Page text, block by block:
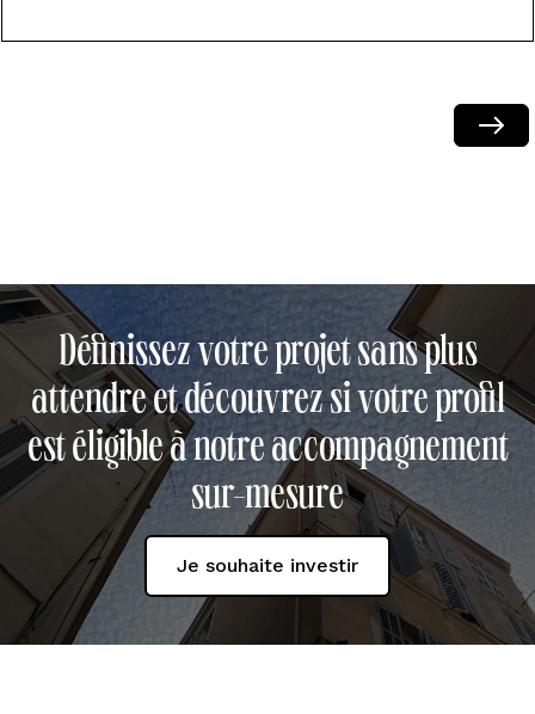
Next
Définissez votre projet sans plus
attendre et découvrez si votre profil
est éligible à notre accompagnement
sur-mesure
Je souhaite investir